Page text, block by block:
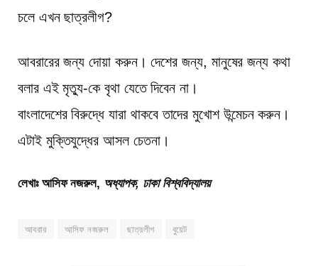
চলে এখন ছাত্রলীগ?
আবরারের জন্য দোয়া করুন। দেশের জন্য, মানুষের জন্য কথা
বলার এই মৃত্যু-কে বৃথা যেতে দিবেন না।
বাংলাদেশের বিরুদ্ধে যারা থাকবে তাদের মুখোশ উন্মেচন করুন।
এটাই মুক্তিযুদ্ধের আসল চেতনা।
লেখাঃ আসিফ নজরুল, অধ্যাপক, ঢাকা বিশ্ববিদ্যালয়
আবরার আসিফ নজরুল ছাত্রলীগ বুয়েট